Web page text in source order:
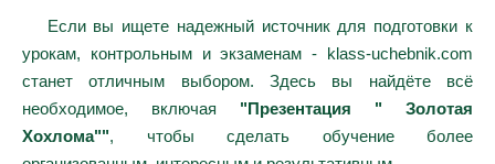
Если вы ищете надежный источник для подготовки к
урокам, контрольным и экзаменам - klass-uchebnik.com
станет отличным выбором. Здесь вы найдёте всё
необходимое, включая "Презентация " Золотая
Хохлома"", чтобы сделать обучение более